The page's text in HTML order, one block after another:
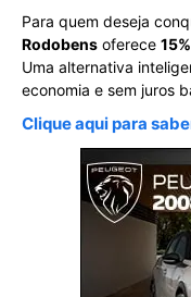
Para quem deseja
Rodobens oferece
Uma alternativa
economia e sem juros
Clique aqui para